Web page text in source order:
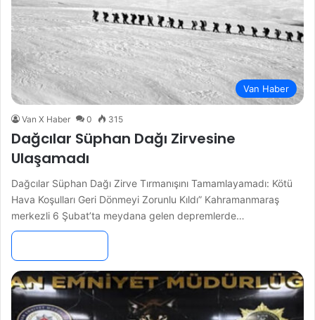
Van Haber
Van X Haber 0 315
Dağcılar Süphan Dağı Zirvesine
Ulaşamadı
Dağcılar Süphan Dağı Zirve Tırmanışını Tamamlayamadı: Kötü
Hava Koşulları Geri Dönmeyi Zorunlu Kıldı” Kahramanmaraş
merkezli 6 Şubat’ta meydana gelen depremlerde…